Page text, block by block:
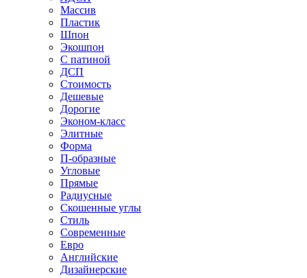
Массив
Пластик
Шпон
Экошпон
С патиной
ДСП
Стоимость
Дешевые
Дорогие
Эконом-класс
Элитные
Форма
П-образные
Угловые
Прямые
Радиусные
Скошенные углы
Стиль
Современные
Евро
Английские
Дизайнерские